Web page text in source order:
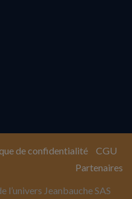
l’univers Jeanbauche SAS
de confidentialité
CGU
Partenaires